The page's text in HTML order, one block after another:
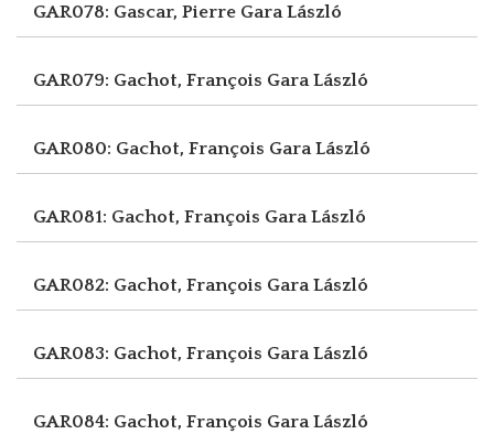
GAR078: Gascar, Pierre Gara László
GAR079: Gachot, François Gara László
GAR080: Gachot, François Gara László
GAR081: Gachot, François Gara László
GAR082: Gachot, François Gara László
GAR083: Gachot, François Gara László
GAR084: Gachot, François Gara László